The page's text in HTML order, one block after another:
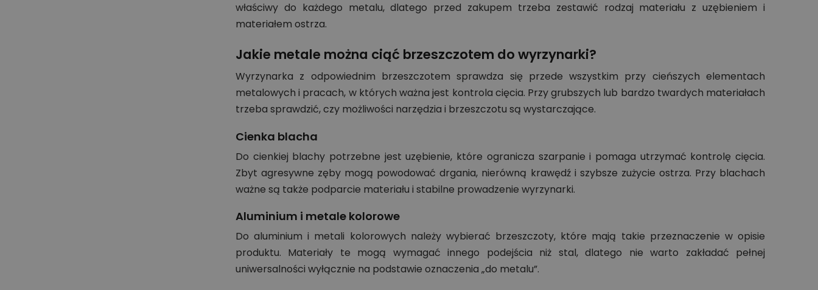
właściwy do każdego metalu, dlatego przed zakupem trzeba zestawić rodzaj materiału z uzębieniem i
materiałem ostrza.
Jakie metale można ciąć brzeszczotem do wyrzynarki?
Wyrzynarka z odpowiednim brzeszczotem sprawdza się przede wszystkim przy cieńszych elementach
metalowych i pracach, w których ważna jest kontrola cięcia. Przy grubszych lub bardzo twardych materiałach
trzeba sprawdzić, czy możliwości narzędzia i brzeszczotu są wystarczające.
Cienka blacha
Do cienkiej blachy potrzebne jest uzębienie, które ogranicza szarpanie i pomaga utrzymać kontrolę cięcia.
Zbyt agresywne zęby mogą powodować drgania, nierówną krawędź i szybsze zużycie ostrza. Przy blachach
ważne są także podparcie materiału i stabilne prowadzenie wyrzynarki.
Aluminium i metale kolorowe
Do aluminium i metali kolorowych należy wybierać brzeszczoty, które mają takie przeznaczenie w opisie
produktu. Materiały te mogą wymagać innego podejścia niż stal, dlatego nie warto zakładać pełnej
uniwersalności wyłącznie na podstawie oznaczenia „do metalu”.